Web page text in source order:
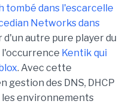
tombé dans l'escarcelle
Networks dans
d'un autre pure player du
Kentik qui
. Avec cette
gestion des DNS, DHCP
les environnements